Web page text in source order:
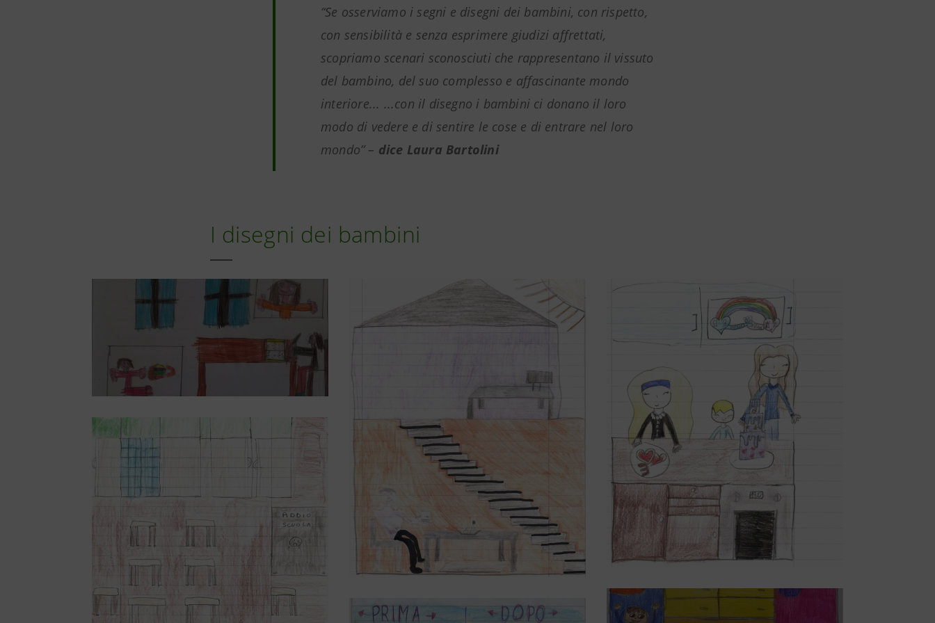
“Se osserviamo i segni e disegni dei bambini, con rispetto,
con sensibilità e senza esprimere giudizi affrettati,
scopriamo scenari sconosciuti che rappresentano il vissuto
del bambino, del suo complesso e affascinante mondo
interiore... ...con il disegno i bambini ci donano il loro
modo di vedere e di sentire le cose e di entrare nel loro
mondo” – dice Laura Bartolini
I disegni dei bambini